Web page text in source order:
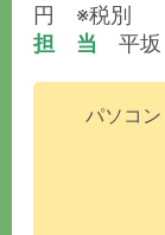
円 ※税別
担 当 平坂
パソコ